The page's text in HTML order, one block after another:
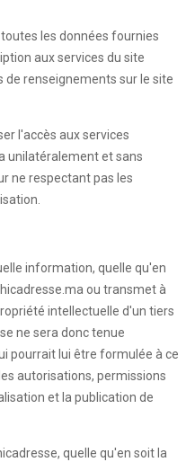
les données fournies
aux services du site
de renseignements sur le site
l'accès aux services
unilatéralement et sans
ne respectant pas les
information, quelle qu'en
ou transmet à
intellectuelle d'un tiers
ne sera donc tenue
pourrait lui être formulée à ce
autorisations, permissions
et la publication de
quelle qu'en soit la